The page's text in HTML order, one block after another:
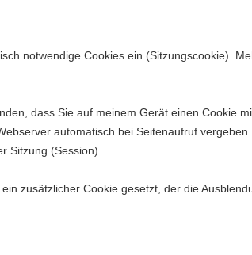
notwendige Cookies ein (Sitzungscookie).
dass Sie auf meinem Gerät einen Cookie
automatisch bei Seitenaufruf vergeben.
Sitzung (Session)
zusätzlicher Cookie gesetzt, der die
Über uns Förderung